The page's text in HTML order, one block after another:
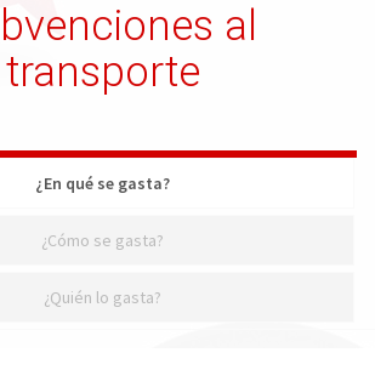
al
transporte
¿En qué se gasta?
¿Cómo se gasta?
¿Quién lo gasta?